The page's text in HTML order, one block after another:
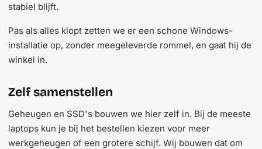
stabiel blijft.
Pas als alles klopt zetten we er een schone Windows-
installatie op, zonder meegeleverde rommel, en gaat hij de
winkel in.
Zelf samenstellen
Geheugen en SSD's bouwen we hier zelf in. Bij de meeste
laptops kun je bij het bestellen kiezen voor meer
werkgeheugen of een grotere schijf. Wij bouwen dat om